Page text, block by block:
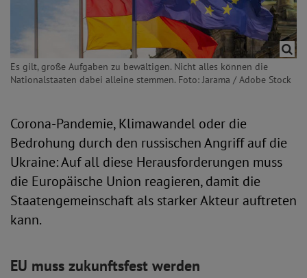
Es gilt, große Aufgaben zu bewältigen. Nicht alles können die
Nationalstaaten dabei alleine stemmen. Foto: Jarama / Adobe Stock
Corona-Pandemie, Klimawandel oder die
Bedrohung durch den russischen Angriff auf die
Ukraine: Auf all diese Herausforderungen muss
die Europäische Union reagieren, damit die
Staatengemeinschaft als starker Akteur auftreten
kann.
EU muss zukunftsfest werden